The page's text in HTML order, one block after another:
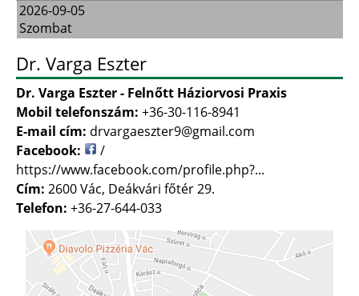
2026-09-05
Szombat
Dr. Varga Eszter
Dr. Varga Eszter - Felnőtt Háziorvosi Praxis
Mobil telefonszám: +36-30-116-8941
E-mail cím: drvargaeszter9@gmail.com
Facebook:
/
https://www.facebook.com/profile.php?...
Cím: 2600 Vác, Deákvári főtér 29.
Telefon: +36-27-644-033